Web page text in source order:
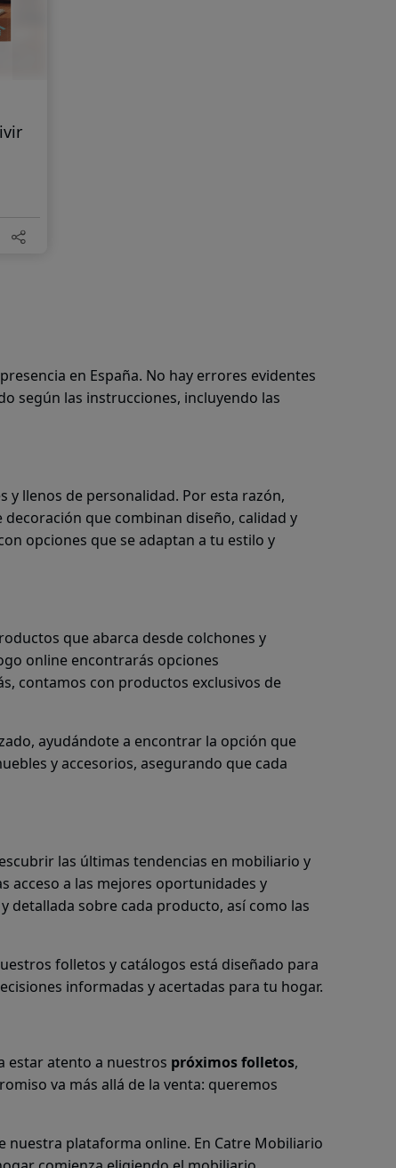
en España. No hay errores evidentes
según las instrucciones, incluyendo las
llenos de personalidad. Por esta razón,
que combinan diseño, calidad y
opciones que se adaptan a tu estilo y
que abarca desde colchones y
online encontrarás opciones
contamos con productos exclusivos de
ayudándote a encontrar la opción que
y accesorios, asegurando que cada
las últimas tendencias en mobiliario y
acceso a las mejores oportunidades y
sobre cada producto, así como las
folletos y catálogos está diseñado para
informadas y acertadas para tu hogar.
estar atento a nuestros próximos folletos,
va más allá de la venta: queremos
nuestra plataforma online. En Catre Mobiliario